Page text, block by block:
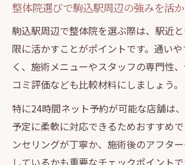
整体院選びで駒込駅周辺の強みを活
駒込駅周辺で整体院を選ぶ際は、駅近
限に活かすことがポイントです。通い
く、施術メニューやスタッフの専門性
コミ評価なども比較材料にしましょう。
特に24時間ネット予約が可能な店舗は
予定に柔軟に対応できるためおすすめ
ンセリングが丁寧か、施術後のアフタ